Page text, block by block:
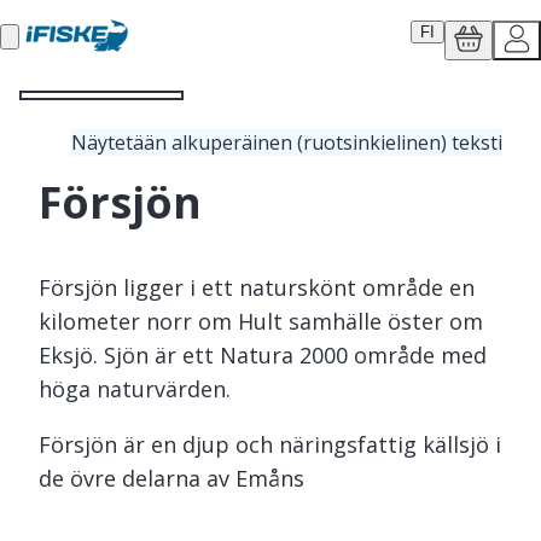
FI
Näytetään alkuperäinen (ruotsinkielinen) teksti
Försjön
Försjön ligger i ett naturskönt område en
kilometer norr om Hult samhälle öster om
Eksjö. Sjön är ett Natura 2000 område med
höga naturvärden.
Försjön är en djup och näringsfattig källsjö i
de övre delarna av Emåns